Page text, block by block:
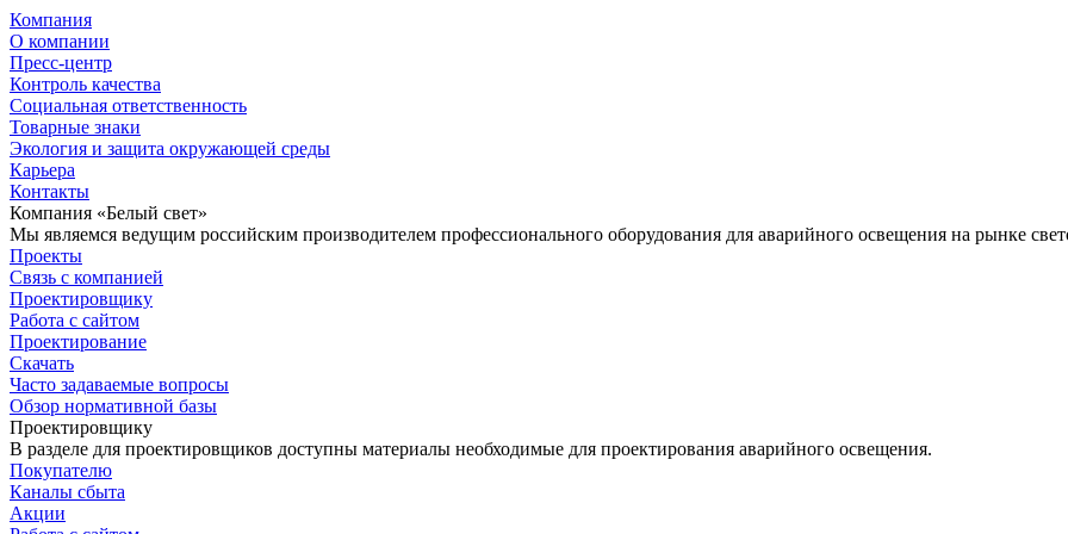
Компания
О компании
Пресс-центр
Контроль качества
Социальная ответственность
Товарные знаки
Экология и защита окружающей среды
Карьера
Контакты
Компания «Белый свет»
Мы являемся ведущим российским производителем профессионального оборудования для аварийного освещения на рынке
Проекты
Связь с компанией
Проектировщику
Работа с сайтом
Проектирование
Скачать
Часто задаваемые вопросы
Обзор нормативной базы
Проектировщику
В разделе для проектировщиков доступны материалы необходимые для проектирования аварийного освещения.
Покупателю
Каналы сбыта
Акции